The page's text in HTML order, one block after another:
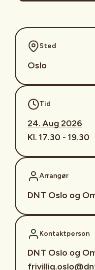
Sted
Oslo
Tid
24. Aug 2026
Kl. 17.30 - 19.30
Arrangør
DNT Oslo og
Kontaktperson
DNT Oslo og